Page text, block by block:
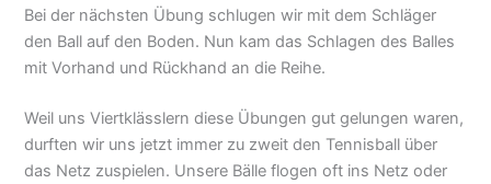
Bei der nächsten Übung schlugen wir mit dem Schläger
den Ball auf den Boden. Nun kam das Schlagen des Balles
mit Vorhand und Rückhand an die Reihe.
Weil uns Viertklässlern diese Übungen gut gelungen waren,
durften wir uns jetzt immer zu zweit den Tennisball über
das Netz zuspielen. Unsere Bälle flogen oft ins Netz oder